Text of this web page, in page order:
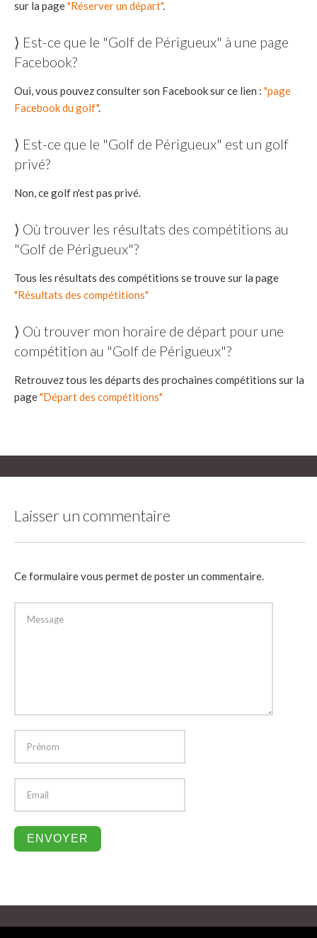
sur la page"Réserver un départ".
⟩ Est-ce que le "Golf de Périgueux" à une page
Facebook?
Oui, vous pouvez consulter son Facebook sur ce lien : "page
Facebook du golf".
⟩ Est-ce que le "Golf de Périgueux" est un golf
privé?
Non, ce golf n'est pas privé.
⟩ Où trouver les résultats des compétitions au
"Golf de Périgueux"?
Tous les résultats des compétitions se trouve sur la page
"Résultats des compétitions"
⟩ Où trouver mon horaire de départ pour une
compétition au "Golf de Périgueux"?
Retrouvez tous les départs des prochaines compétitions sur la
page"Départ des compétitions"
Laisser un commentaire
Ce formulaire vous permet de poster un commentaire.